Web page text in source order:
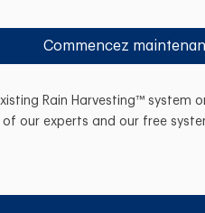
Commencez
Rain Harvesting™ system
of our experts and our free